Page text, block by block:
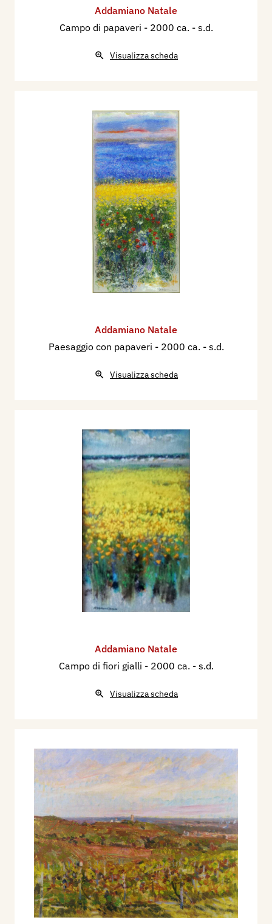
Addamiano Natale
Campo di papaveri - 2000 ca. - s.d.
Visualizza scheda
Addamiano Natale
Paesaggio con papaveri - 2000 ca. - s.d.
Visualizza scheda
Addamiano Natale
Campo di fiori gialli - 2000 ca. - s.d.
Visualizza scheda